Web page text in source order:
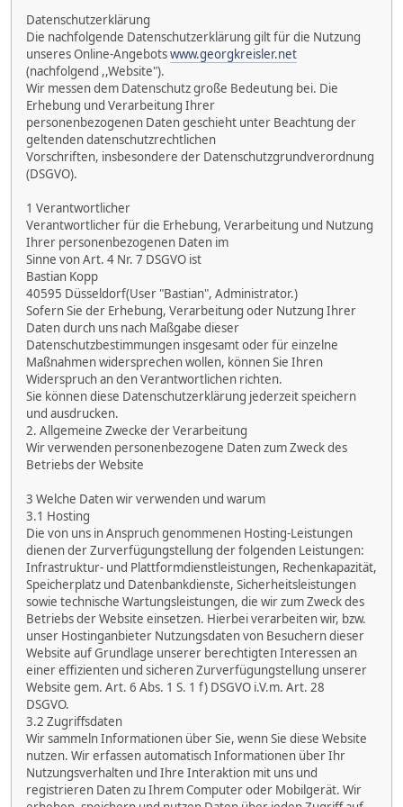
Datenschutzerklärung
Die nachfolgende Datenschutzerklärung gilt für die Nutzung
unseres Online-Angebotswww.georgkreisler.net
(nachfolgend ,,Website").
Wir messen dem Datenschutz große Bedeutung bei. Die
Erhebung und Verarbeitung Ihrer
personenbezogenen Daten geschieht unter Beachtung der
geltenden datenschutzrechtlichen
Vorschriften, insbesondere der Datenschutzgrundverordnung
(DSGVO).
1 Verantwortlicher
Verantwortlicher für die Erhebung, Verarbeitung und Nutzung
Ihrer personenbezogenen Daten im
Sinne von Art. 4 Nr. 7 DSGVO ist
Bastian Kopp
40595 Düsseldorf(User "Bastian", Administrator.)
Sofern Sie der Erhebung, Verarbeitung oder Nutzung Ihrer
Daten durch uns nach Maßgabe dieser
Datenschutzbestimmungen insgesamt oder für einzelne
Maßnahmen widersprechen wollen, können Sie Ihren
Widerspruch an den Verantwortlichen richten.
Sie können diese Datenschutzerklärung jederzeit speichern
und ausdrucken.
2. Allgemeine Zwecke der Verarbeitung
Wir verwenden personenbezogene Daten zum Zweck des
Betriebs der Website
3 Welche Daten wir verwenden und warum
3.1 Hosting
Die von uns in Anspruch genommenen Hosting-Leistungen
dienen der Zurverfügungstellung der folgenden Leistungen:
Infrastruktur- und Plattformdienstleistungen, Rechenkapazität,
Speicherplatz und Datenbankdienste, Sicherheitsleistungen
sowie technische Wartungsleistungen, die wir zum Zweck des
Betriebs der Website einsetzen. Hierbei verarbeiten wir, bzw.
unser Hostinganbieter Nutzungsdaten von Besuchern dieser
Website auf Grundlage unserer berechtigten Interessen an
einer effizienten und sicheren Zurverfügungstellung unserer
Website gem. Art. 6 Abs. 1 S. 1 f) DSGVO i.V.m. Art. 28
DSGVO.
3.2 Zugriffsdaten
Wir sammeln Informationen über Sie, wenn Sie diese Website
nutzen. Wir erfassen automatisch Informationen über Ihr
Nutzungsverhalten und Ihre Interaktion mit uns und
registrieren Daten zu Ihrem Computer oder Mobilgerät. Wir